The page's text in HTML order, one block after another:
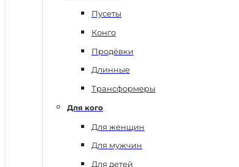
Пусеты
Конго
Продёвки
Длинные
Трансформеры
Для кого
Для женщин
Для мужчин
Для детей